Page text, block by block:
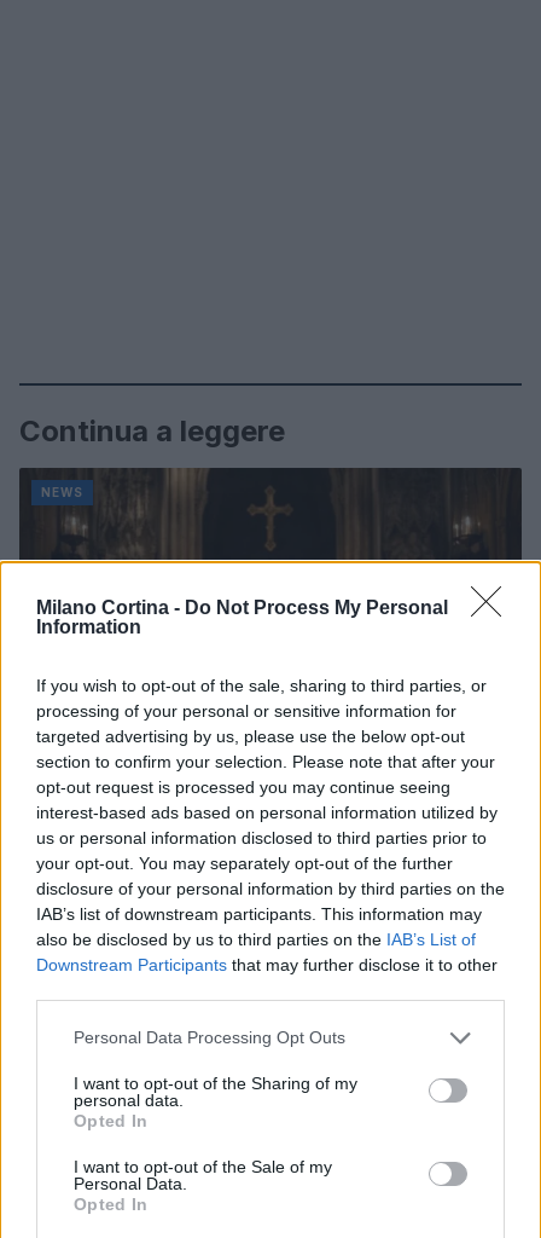
Milano Cortina - Do Not Process My Personal
Information
If you wish to opt-out of the sale, sharing to third parties, or
processing of your personal or sensitive information for
targeted advertising by us, please use the below opt-out
section to confirm your selection. Please note that after your
opt-out request is processed you may continue seeing
interest-based ads based on personal information utilized by
us or personal information disclosed to third parties prior to
your opt-out. You may separately opt-out of the further
disclosure of your personal information by third parties on the
IAB’s list of downstream participants. This information may
also be disclosed by us to third parties on the IAB’s List of
Downstream Participants that may further disclose it to other
Please note that this website/app uses one or more Google
not limited to your visit or usage behaviour. You may click to
grant or deny consent to Google and its third-party tags to
use your data for below specified purposes in below Google
consent section.
Personal Data Processing Opt Outs
I want to opt-out of the Sharing of my
personal data.
Opted In
I want to opt-out of the Sale of my
Personal Data.
Opted In
Continua a leggere
NEWS
Don Antonio Mazzi: l’ultimo saluto a Milano tra
emozioni e canti
Marco Tessari · 3 Ago 2026
NEWS